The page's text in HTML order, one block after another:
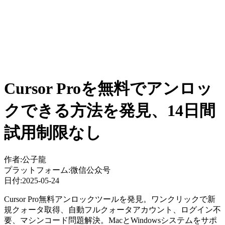
Cursor Proを無料でアンロッ
クできる方法を発見、14日間
試用制限なし
作者:公子龍
プラットフォーム:微信公众号
日付:2025-05-24
Cursor Pro無料アンロックツールを発見。ワンクリックで新
規クォータ取得、自動フルクォータアカウント、ログイン不
要、マシンコード問題解決。MacとWindowsシステムをサポ